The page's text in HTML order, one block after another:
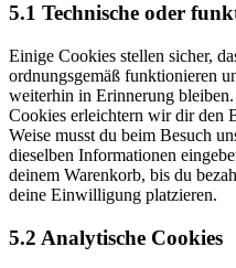
5.1 Technische oder
Einige Cookies stellen sicher,
ordnungsgemäß funktionieren
weiterhin in Erinnerung
Cookies erleichtern wir dir den
Weise musst du beim Besuch
dieselben Informationen
deinem Warenkorb, bis du
deine Einwilligung platzieren.
5.2 Analytische Cookies